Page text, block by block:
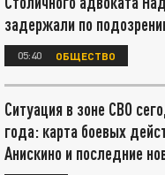
задержали по
05:40 ОБЩЕСТВО
Ситуация в зоне СВО
года: карта боевых
Анискино и последние